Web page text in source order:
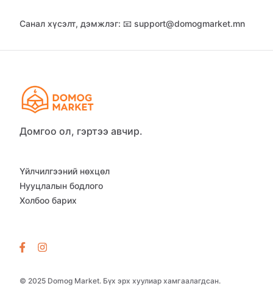
Санал хүсэлт, дэмжлэг: 📧 support@domogmarket.mn
Домгоо ол, гэртээ авчир.
© 2025 Domog Market. Бүх эрх хуулиар хамгаалагдсан.
Үйлчилгээний нөхцөл
Нууцлалын бодлого
Холбоо барих